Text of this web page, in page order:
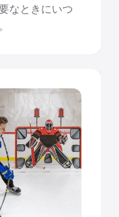
できます。
すか？私たちの
なときにいつ